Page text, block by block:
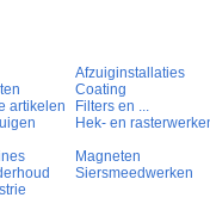
Afzuiginstallaties
Coating
artikelen
Filters en ...
Hek- en
Magneten
Siersmeedwerken